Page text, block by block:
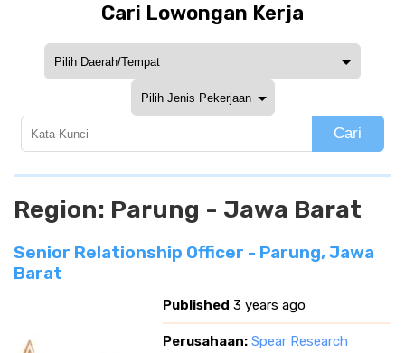
Cari Lowongan Kerja
Cari
Region: Parung - Jawa Barat
Senior Relationship Officer - Parung, Jawa
Barat
Published 3 years ago
Perusahaan: Spear Research